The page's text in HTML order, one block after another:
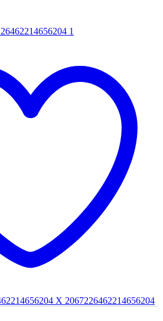
1
X 2067226462214656204